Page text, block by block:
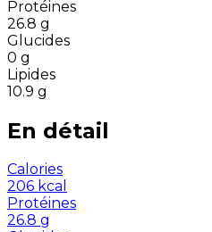
Protéines
26.8 g
Glucides
0 g
Lipides
10.9 g
En détail
Calories
206 kcal
Protéines
26.8 g